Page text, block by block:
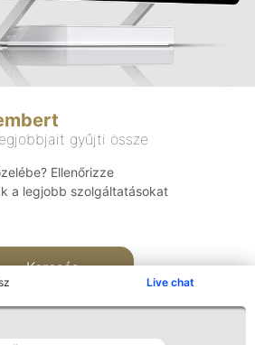
Live chat
gyűjti össze
Ellenőrizze
a legjobb szolgáltatásokat
Keresés